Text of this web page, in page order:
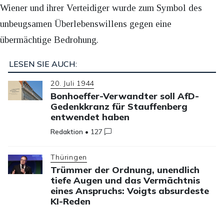
Wiener und ihrer Verteidiger wurde zum Symbol des
unbeugsamen Überlebenswillens gegen eine
übermächtige Bedrohung.
LESEN SIE AUCH:
20. Juli 1944
Bonhoeffer-Verwandter soll AfD-
Gedenkkranz für Stauffenberg
entwendet haben
Redaktion • 127
Thüringen
Trümmer der Ordnung, unendlich
tiefe Augen und das Vermächtnis
eines Anspruchs: Voigts absurdeste
KI-Reden